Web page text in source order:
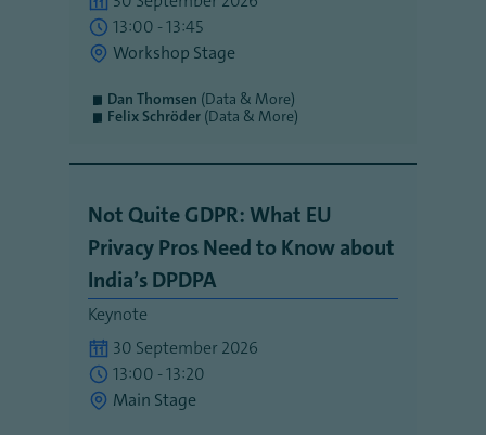
13:00 - 13:45
Workshop Stage
Dan Thomsen (Data & More)
Felix Schröder (Data & More)
Not Quite GDPR: What EU
Privacy Pros Need to Know about
India’s DPDPA
Keynote
30 September 2026
13:00 - 13:20
Main Stage